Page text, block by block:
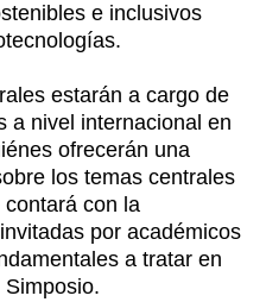
e inclusivos
estarán a cargo de
a nivel internacional en
ofrecerán una
los temas centrales
con la
por académicos
a tratar en